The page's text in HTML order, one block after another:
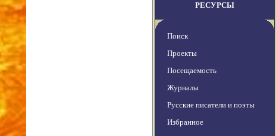
РЕСУРСЫ
Поиск
Проекты
Посещаемость
Журналы
Русские писатели и поэты
Избранное